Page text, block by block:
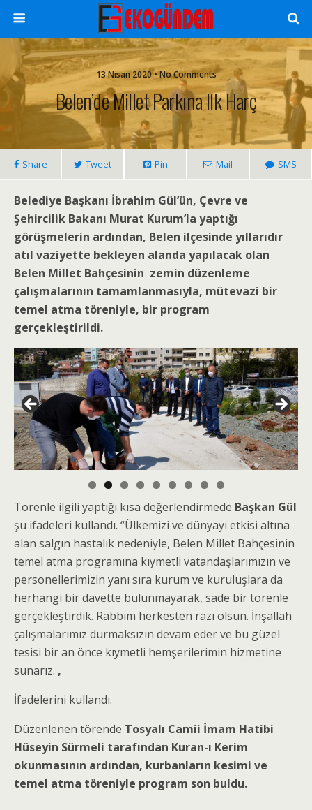
13 Nisan 2020 • No Comments
Belen’de Millet Parkına Ilk Harç
Share Tweet Pin Mail SMS
Belediye Başkanı İbrahim Gül’ün, Çevre ve
Şehircilik Bakanı Murat Kurum’la yaptığı
görüşmelerin ardından, Belen ilçesinde yıllarıdır
atıl vaziyette bekleyen alanda yapılacak olan
Belen Millet Bahçesinin zemin düzenleme
çalışmalarının tamamlanmasıyla, mütevazi bir
temel atma töreniyle, bir program
gerçekleştirildi.
Törenle ilgili yaptığı kısa değerlendirmede Başkan Gül
şu ifadeleri kullandı. “Ülkemizi ve dünyayı etkisi altına
alan salgın hastalık nedeniyle, Belen Millet Bahçesinin
temel atma programına kıymetli vatandaşlarımızın ve
personellerimizin yanı sıra kurum ve kuruluşlara da
herhangi bir davette bulunmayarak, sade bir törenle
gerçekleştirdik. Rabbim herkesten razı olsun. İnşallah
çalışmalarımız durmaksızın devam eder ve bu güzel
tesisi bir an önce kıymetli hemşerilerimin hizmetine
sunarız. ,
İfadelerini kullandı.
Düzenlenen törende Tosyalı Camii İmam Hatibi
Hüseyin Sürmeli tarafından Kuran-ı Kerim
okunmasının ardından, kurbanların kesimi ve
temel atma töreniyle program son buldu.